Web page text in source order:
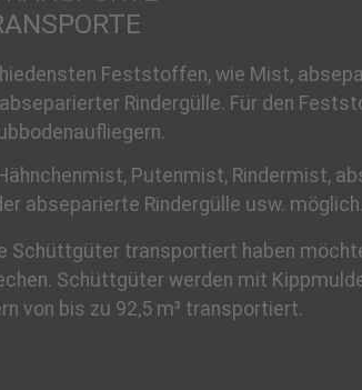
Feststoffen, wie Mist,
Rindergülle. Für den
Putenmist, Rindermist,
abseparierte Rindergülle usw. möglich.
Schüttgüter transportiert haben
Schüttgüter werden mit
von bis zu 92,5 m³ transportiert.